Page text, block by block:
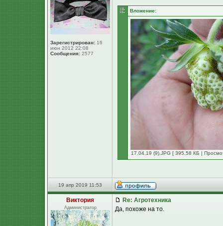
Зарегистрирован: 16
июн 2012 22:08
Сообщения: 2577
Вложение:
17.04.19 (9).JPG [ 395.58 КБ |
19 апр 2019 11:53
Виктория
Администратор
Re: Агротехника
Да, похоже на то.